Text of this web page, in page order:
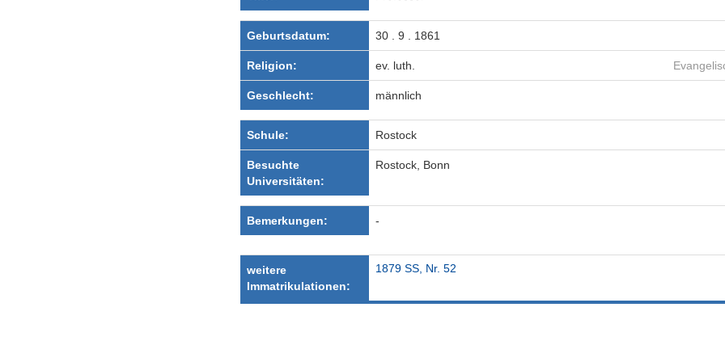
Geburtsdatum: 30 . 9 . 1861
Religion: ev. luth.
Geschlecht: männlich
Schule: Rostock
Besuchte
Universitäten:
Rostock, Bonn
Bemerkungen: -
weitere
Immatrikulationen:
1879 SS, Nr. 52